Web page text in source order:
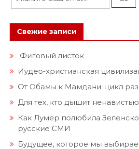
Свежие записи
Фиговый листок
Иудео-христианская
От Обамы к Мамдани: цикл
Для тех, кто дышит
Как Лумер полюбила
русские СМИ
Будущее, которое мы